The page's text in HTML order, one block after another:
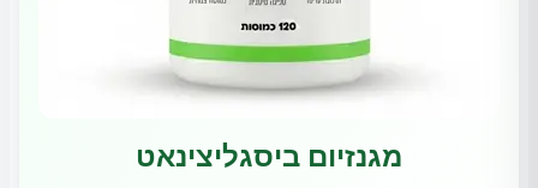
מגנזיום ביסגליצינאט